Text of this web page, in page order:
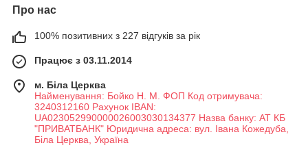
Про нас
100% позитивних з 227 відгуків за рік
Працює з 03.11.2014
м. Біла Церква
Найменування: Бойко Н. М. ФОП Код отримувача:
3240312160 Рахунок IBAN:
UA023052990000026003030134377 Назва банку: АТ КБ
"ПРИВАТБАНК" Юридична адреса: вул. Івана Кожедуба,
Біла Церква, Україна